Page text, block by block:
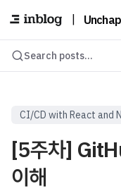
Search posts...
CI/CD with React and
[5주차]
이해